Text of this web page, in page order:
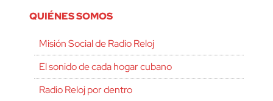
QUIÉNES SOMOS
Misión Social de Radio Reloj
El sonido de cada hogar cubano
Radio Reloj por dentro